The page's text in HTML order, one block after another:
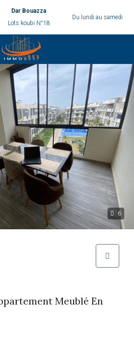
Dar Bouazza
Lots koubi N°18
Du lundi au samedi
6
Meublé En